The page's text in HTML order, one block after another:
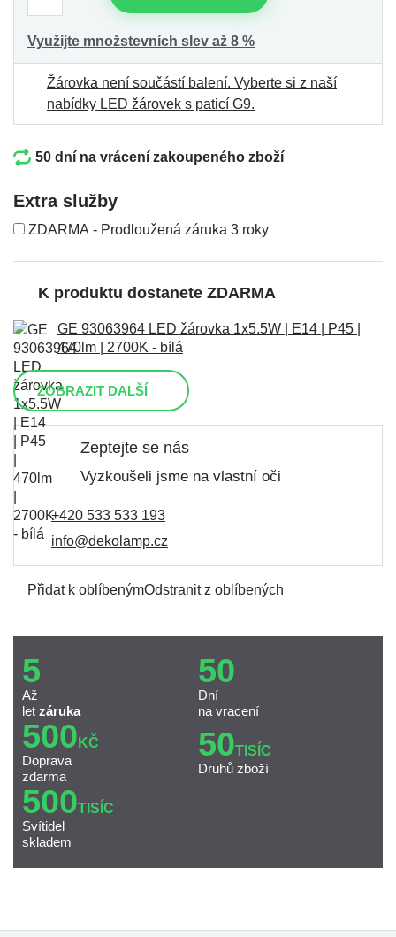
Využijte množstevních slev až 8 %
Žárovka není součástí balení. Vyberte si z naší
nabídky LED žárovek s paticí G9.
50 dní na vrácení zakoupeného zboží
Extra služby
ZDARMA - Prodloužená záruka 3 roky
K produktu dostanete ZDARMA
GE 93063964 LED žárovka 1x5.5W | E14 | P45 |
470lm | 2700K - bílá
ZOBRAZIT DALŠÍ
Zeptejte se nás
Vyzkoušeli jsme na vlastní oči
+420 533 533 193
info@dekolamp.cz
Přidat k oblíbenýmOdstranit z oblíbených
5
Až
let záruka
50
Dní
na vracení
500 KČ
Doprava
zdarma
50TISÍC
Druhů zboží
500TISÍC
Svítidel
skladem